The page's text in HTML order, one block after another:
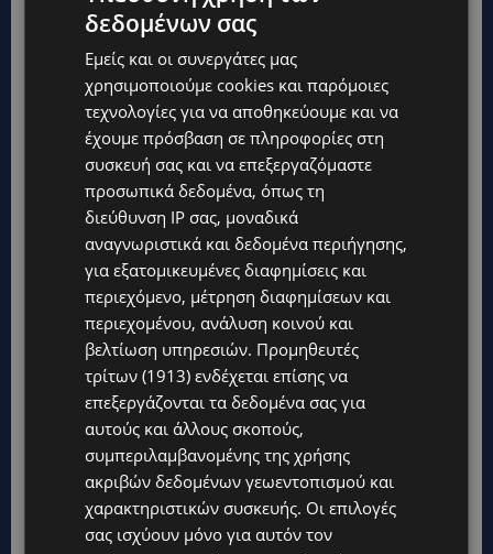
Topics
UPDATES
ΚΙΤΡΙΝΗ ΠΡΟΕΙΔΟΠΟΙΗΣΗ: Έτοιμοι για παραλία – Στους 40°C
και σήμερα η Κύπρος-Πότε θα τεθεί σε ισχύ
ΦΕΙΔΙΑΣ ΠΑΝΑΓΙΩΤΟΥ: Η εμφάνισή του στην εκδήλωση για
Ισαάκ και Σολωμού προκάλεσε αντιδράσεις – «Ασέβεια προς
τους νεκρούς»-(Φώτο)
ΔΗΜΟΣ ΛΑΤΣΙΩΝ – ΓΕΡΙΟΥ: Πάνω από 8.000 υπογραφές κατά
των Δομών Ανηλίκων – Ζητούν γραπτή δέσμευση από το
UPDATES
δεδομένων σας
Εμείς και οι συνεργάτες μας
χρησιμοποιούμε cookies και παρόμοιες
τεχνολογίες για να αποθηκεύουμε και να
έχουμε πρόσβαση σε πληροφορίες στη
συσκευή σας και να επεξεργαζόμαστε
προσωπικά δεδομένα, όπως τη
διεύθυνση IP σας, μοναδικά
αναγνωριστικά και δεδομένα περιήγησης,
για εξατομικευμένες διαφημίσεις και
περιεχόμενο, μέτρηση διαφημίσεων και
περιεχομένου, ανάλυση κοινού και
βελτίωση υπηρεσιών. Προμηθευτές
τρίτων (1913) ενδέχεται επίσης να
επεξεργάζονται τα δεδομένα σας για
αυτούς και άλλους σκοπούς,
συμπεριλαμβανομένης της χρήσης
ακριβών δεδομένων γεωεντοπισμού και
χαρακτηριστικών συσκευής. Οι επιλογές
σας ισχύουν μόνο για αυτόν τον